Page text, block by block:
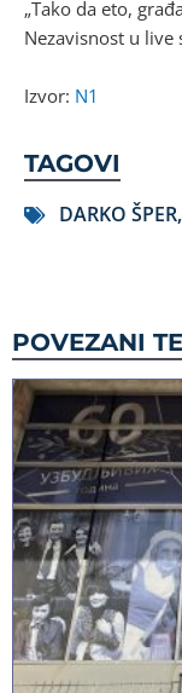
„Tako da eto,
Nezavisnost u live
Izvor: N1
TAGOVI
DARKO ŠPER,
POVEZANI